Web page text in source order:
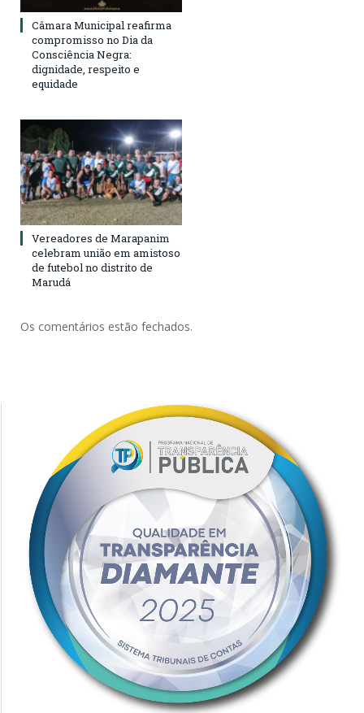
Câmara Municipal reafirma
compromisso no Dia da
Consciência Negra:
dignidade, respeito e
equidade
Vereadores de Marapanim
celebram união em amistoso
de futebol no distrito de
Marudá
Os comentários estão fechados.